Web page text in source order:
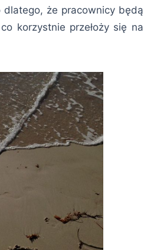
że pracownicy będą
korzystnie przełoży się na